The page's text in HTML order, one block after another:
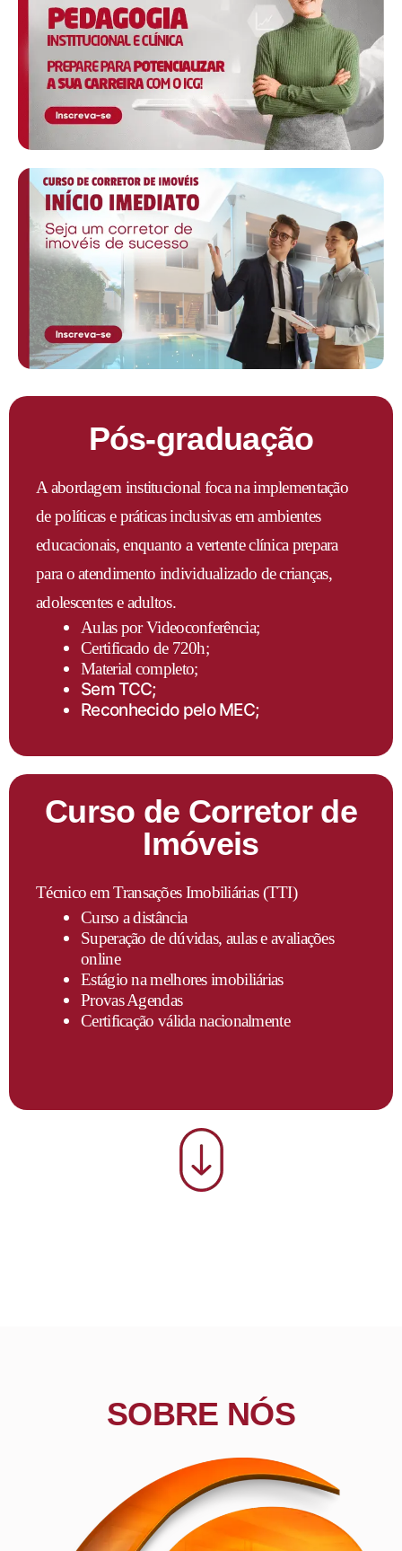
Pós-graduação
A abordagem institucional foca na implementação
de políticas e práticas inclusivas em ambientes
educacionais, enquanto a vertente clínica prepara
para o atendimento individualizado de crianças,
adolescentes e adultos.
Aulas por Videoconferência;
Certificado de 720h;
Material completo;
Sem TCC;
Reconhecido pelo MEC;
Curso de Corretor de
Imóveis
Técnico em Transações Imobiliárias (TTI)
Curso a distância
Superação de dúvidas, aulas e avaliações
online
Estágio na melhores imobiliárias
Provas Agendas
Certificação válida nacionalmente
SOBRE NÓS